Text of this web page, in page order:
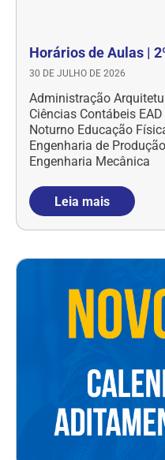
Horários de Aulas |
30 DE JULHO DE 2026
Administração
Ciências Contábeis
Noturno Educação
Engenharia de
Engenharia Mecânica
Leia mais